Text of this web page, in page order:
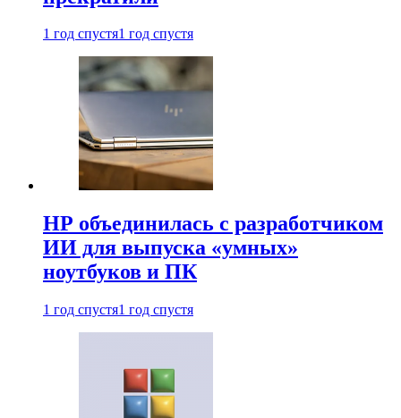
1 год спустя1 год спустя
HP объединилась с разработчиком
ИИ для выпуска «умных»
ноутбуков и ПК
1 год спустя1 год спустя